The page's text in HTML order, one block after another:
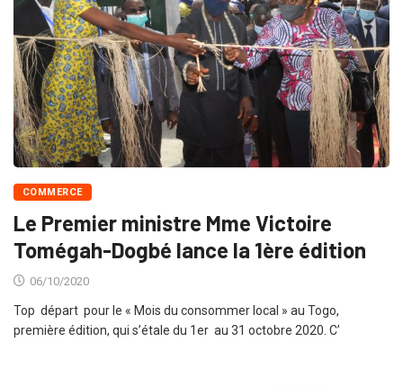
COMMERCE
Le Premier ministre Mme Victoire
Tomégah-Dogbé lance la 1ère édition
06/10/2020
Top départ pour le « Mois du consommer local » au Togo,
première édition, qui s’étale du 1er au 31 octobre 2020. C’